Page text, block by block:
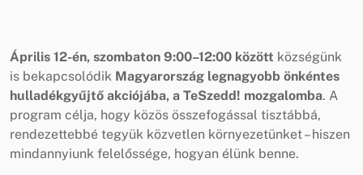
Április 12-én, szombaton 9:00–12:00 között községünk
is bekapcsolódik Magyarország legnagyobb önkéntes
hulladékgyűjtő akciójába, a TeSzedd! mozgalomba. A
program célja, hogy közös összefogással tisztábbá,
rendezettebbé tegyük közvetlen környezetünket – hiszen
mindannyiunk felelőssége, hogyan élünk benne.